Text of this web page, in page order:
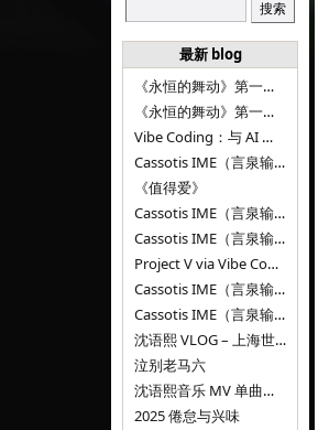
最新 blog
《永恒的舞动》第一百二十八章
《永恒的舞动》第一百二十七章
Vibe Coding：与 AI 并肩进步——言泉输入法 v0.4.1
Cassotis IME（言泉输入法）v0.3.1
《值得爱》
Cassotis IME（言泉输入法）v0.2.0
Cassotis IME（言泉输入法）v0.1.0
Project V via Vibe Coding
Cassotis IME（言泉输入法）阶段二
Cassotis IME（言泉输入法）
沈语熙 VLOG – 上海世博文化公园双子山
泣别老马六
沈语熙音乐 MV 单曲第三弹：代码与白T恤
2025 倦怠与兴味